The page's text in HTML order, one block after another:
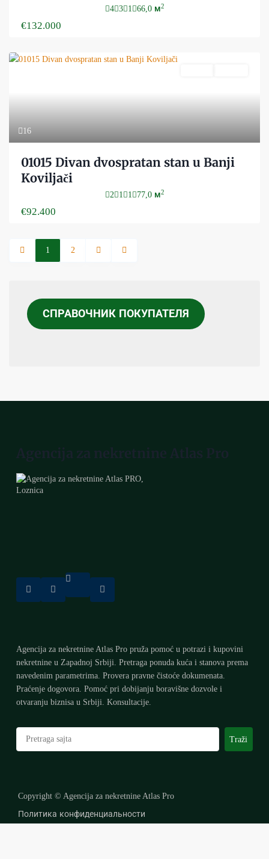
4 3 1 66,0 м2
€132.000
16
01015 Divan dvospratan stan u Banji
Koviljači
2 1 1 77,0 м2
€92.400
1 2
СПРАВОЧНИК ПОКУПАТЕЛЯ
Agencija za nekretnine Atlas Pro pruža pomoć u potrazi i kupovini
nekretnine u Zapadnoj Srbiji. Pretraga ponuda kuća i stanova prema
navedenim parametrima. Provera pravne čistoće dokumenata.
Praćenje dogovora. Pomoć pri dobijanju boravišne dozvole i
otvaranju biznisa u Srbiji. Konsultacije.
Претрага
Traži
Copyright © Agencija za nekretnine Atlas Pro
Политика конфиденциальности